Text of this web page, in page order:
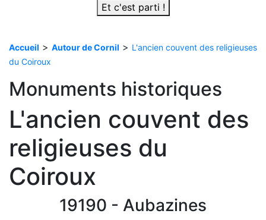
Et c'est parti !
Accueil > Autour de Cornil > L'ancien couvent des religieuses
du Coiroux
Monuments historiques
L'ancien couvent des
religieuses du
Coiroux
19190 - Aubazines